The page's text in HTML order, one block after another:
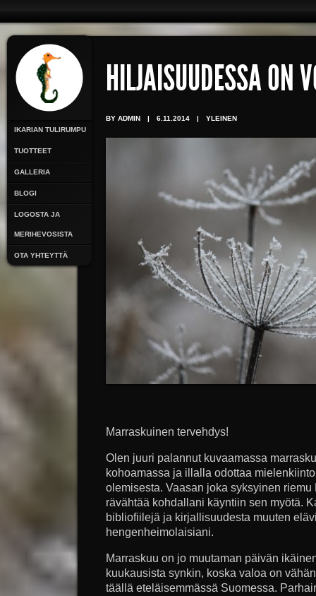
IKARIAN TULIRUMPU
TUOTTEET
GALLERIA
BLOGI
LOGOSTA JA
MERIHEVOSISTA
OTA YHTEYTTÄ
HILJAISUUDESSA ON
BY ADMIN | 6.11.2014 | YLEINEN
Marraskuinen tervehdys!
Olen juuri palannut kuvaamassa
kohoamassa ja illalla odottaa
olemisesta. Vaasan joka syksyinen
rävähtää kohdallani käyntiin sen myötä.
bibliofiilejä ja kirjallisuudesta muuten
hengenheimolaisiani.
Marraskuu on jo muutaman päivän
kuukausista synkin, koska valoa on
täällä eteläisemmässä Suomessa.